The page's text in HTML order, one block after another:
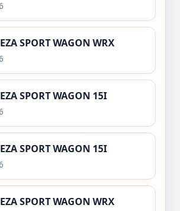
SPORT WAGON WRX
SPORT WAGON 15I
SPORT WAGON 15I
SPORT WAGON WRX